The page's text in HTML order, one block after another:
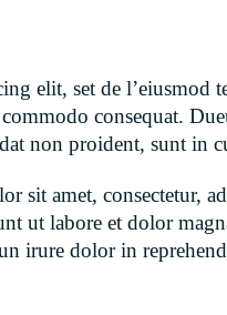
elit, set de
consequat.
non proident, sunt
sit amet, consectetur,
ut labore et dolor
irure dolor in